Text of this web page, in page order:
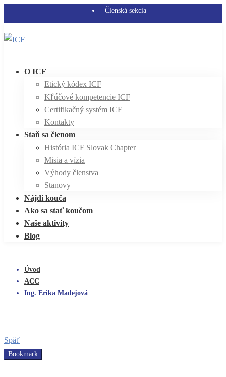
Členská sekcia
O ICF
Etický kódex ICF
Kľúčové kompetencie ICF
Certifikačný systém ICF
Kontakty
Staň sa členom
História ICF Slovak Chapter
Misia a vízia
Výhody členstva
Stanovy
Nájdi kouča
Ako sa stať koučom
Naše aktivity
Blog
Úvod
ACC
Ing. Erika Madejová
Späť
Bookmark